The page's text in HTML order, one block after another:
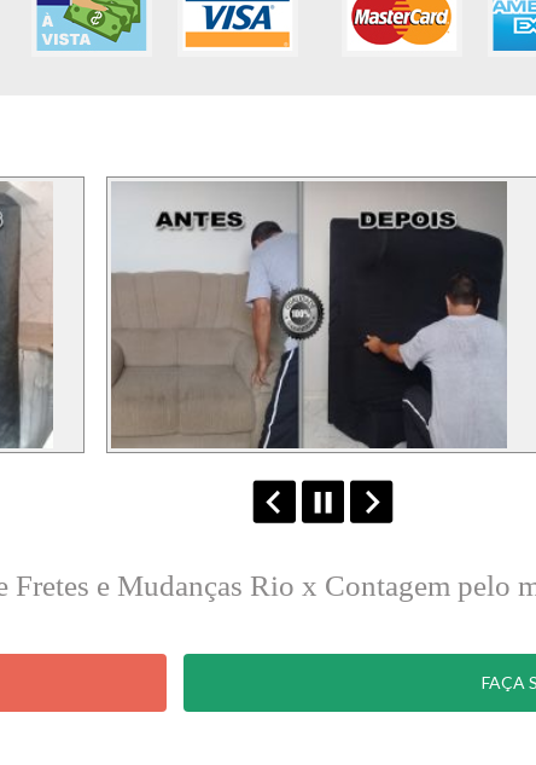
Fretes e Mudanças Rio x Contagem pelo
FAÇA